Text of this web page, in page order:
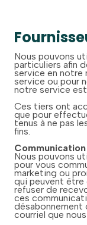
Nous pouvons
particuliers afin
service en notre
service ou pour
notre service
Ces tiers ont
que pour
tenus à ne pas
fins.
Communication
Nous pouvons
pour vous
marketing ou
qui peuvent être
refuser de
ces
désabonnement
courriel que